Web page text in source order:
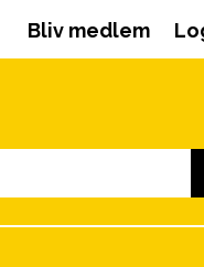
Bliv medlem